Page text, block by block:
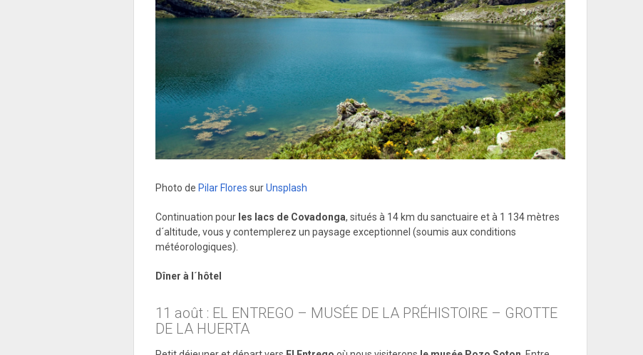
Photo de Pilar Flores surUnsplash
Continuation pour les lacs de Covadonga, situés à 14 km du sanctuaire et à 1 134 mètres
d´altitude, vous y contemplerez un paysage exceptionnel (soumis aux conditions
météorologiques).
Dîner à l´hôtel
11 août : EL ENTREGO – MUSÉE DE LA PRÉHISTOIRE – GROTTE
DE LA HUERTA